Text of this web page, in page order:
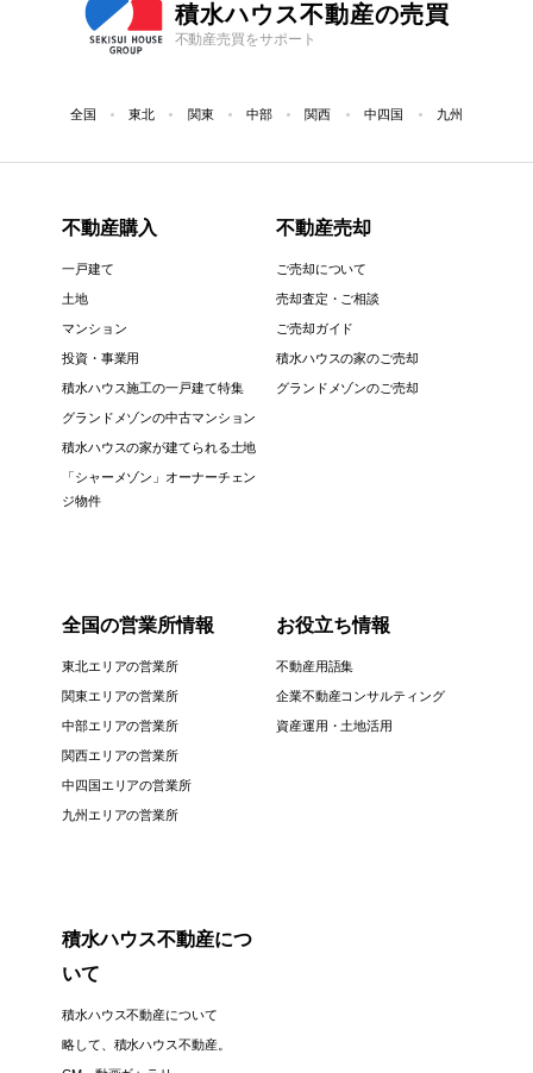
積水ハウス不動産の売買
不動産売買をサポート
全国 東北 関東 中部 関西 中四国 九州
不動産購入
一戸建て
土地
マンション
投資・事業用
積水ハウス施工の一戸建て特集
グランドメゾンの中古マンション
積水ハウスの家が建てられる土地
「シャーメゾン」オーナーチェン
ジ物件
不動産売却
ご売却について
売却査定・ご相談
ご売却ガイド
積水ハウスの家のご売却
グランドメゾンのご売却
全国の営業所情報
東北エリアの営業所
関東エリアの営業所
中部エリアの営業所
関西エリアの営業所
中四国エリアの営業所
九州エリアの営業所
お役立ち情報
不動産用語集
企業不動産コンサルティング
資産運用・土地活用
積水ハウス不動産につ
いて
積水ハウス不動産について
略して、積水ハウス不動産。